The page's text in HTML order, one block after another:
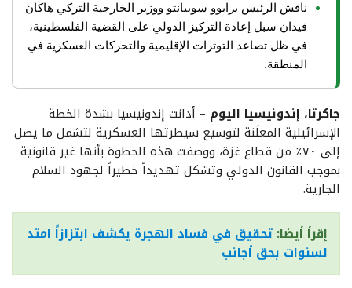
ناقش الرئيس برابوو سوبيانتو ووزير الخارجية التركي هاكان
فيدان سبل إعادة التركيز الدولي على القضية الفلسطينية،
في ظل تصاعد التوترات الإقليمية والتحركات العسكرية في
المنطقة.
جاكرتا، إندونيسيا اليوم – أدانت إندونيسيا بشدة الخطة
الإسرائيلية المعلَنة لتوسيع سيطرتها العسكرية لتشمل ما يصل
إلى ٧٠٪ من قطاع غزة، ووصفت هذه الخطوة بأنها غير قانونية
بموجب القانون الدولي وتشكل تهديداً خطيراً لجهود السلام
الجارية.
إقرأ أيضا: تحقيق في فساد الهجرة يكشف ابتزازاً امتد
لسنوات بحق أجانب